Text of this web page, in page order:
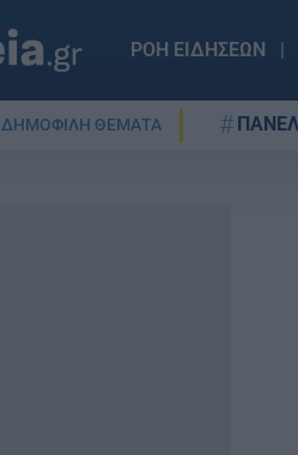
ΡΟΗ ΕΙΔΗΣΕΩΝ
ΔΗΜΟΦΙΛΗ ΘΕΜΑΤΑ